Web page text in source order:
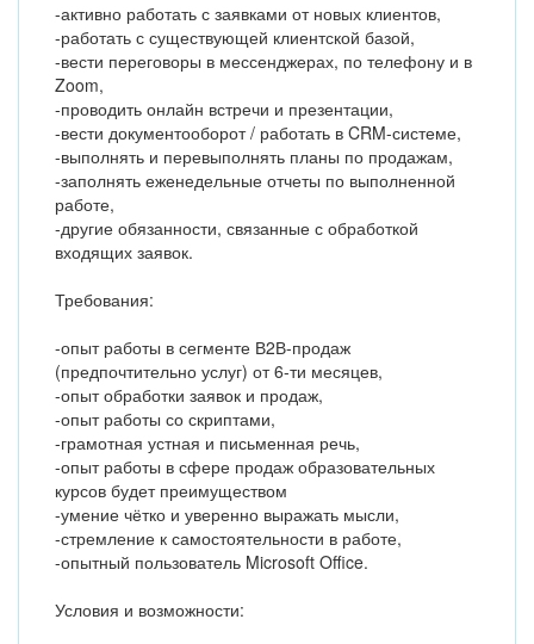
-активно работать с заявками от новых клиентов,
-работать с существующей клиентской базой,
-вести переговоры в мессенджерах, по телефону и в
Zoom,
-проводить онлайн встречи и презентации,
-вести документооборот / работать в CRM-системе,
-выполнять и перевыполнять планы по продажам,
-заполнять еженедельные отчеты по выполненной
работе,
-другие обязанности, связанные с обработкой
входящих заявок.
Требования:
-опыт работы в сегменте В2В-продаж
(предпочтительно услуг) от 6-ти месяцев,
-опыт обработки заявок и продаж,
-опыт работы со скриптами,
-грамотная устная и письменная речь,
-опыт работы в сфере продаж образовательных
курсов будет преимуществом
-умение чётко и уверенно выражать мысли,
-стремление к самостоятельности в работе,
-опытный пользователь Microsoft Office.
Условия и возможности: